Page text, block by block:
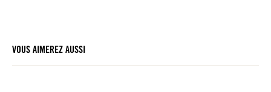
VOUS AIMEREZ AUSSI